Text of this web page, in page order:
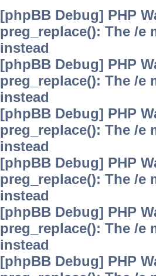
[phpBB Debug] PHP
preg_replace(): The /
instead
[phpBB Debug] PHP
preg_replace(): The /
instead
[phpBB Debug] PHP
preg_replace(): The /
instead
[phpBB Debug] PHP
preg_replace(): The /
instead
[phpBB Debug] PHP
preg_replace(): The /
instead
[phpBB Debug] PHP